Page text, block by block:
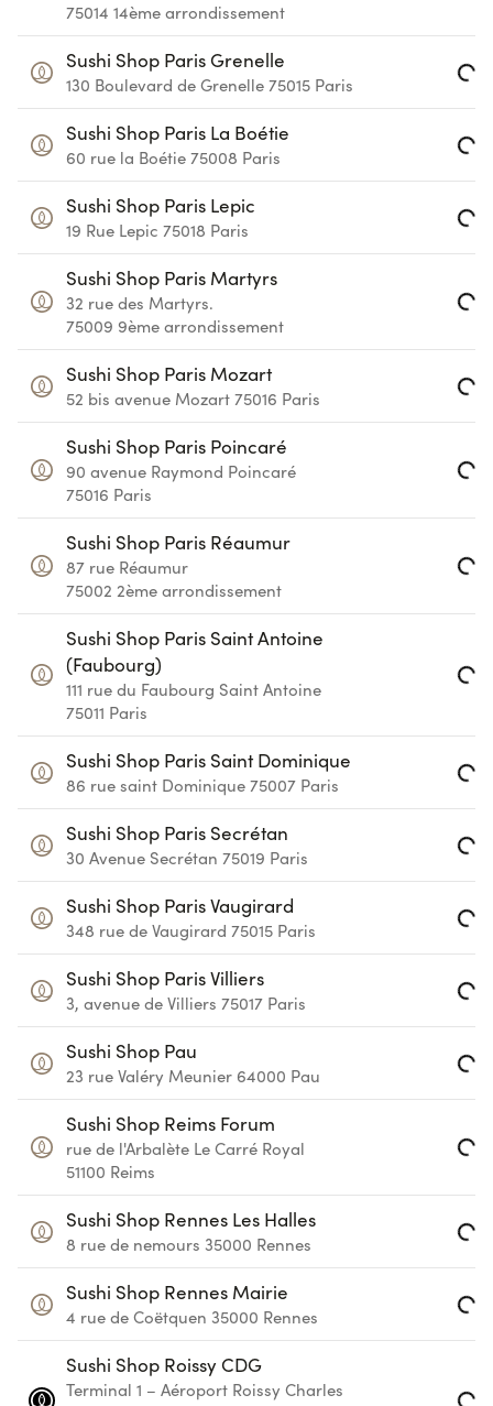
75014 14ème arrondissement Loading...
Sushi Shop Paris Grenelle
130 Boulevard de Grenelle 75015 Paris Loading...
Sushi Shop Paris La Boétie
60 rue la Boétie 75008 Paris Loading...
Sushi Shop Paris Lepic
19 Rue Lepic 75018 Paris Loading...
Sushi Shop Paris Martyrs
32 rue des Martyrs.
75009 9ème arrondissement Loading...
Sushi Shop Paris Mozart
52 bis avenue Mozart 75016 Paris Loading...
Sushi Shop Paris Poincaré
90 avenue Raymond Poincaré
75016 Paris Loading...
Sushi Shop Paris Réaumur
87 rue Réaumur
75002 2ème arrondissement Loading...
Sushi Shop Paris Saint Antoine
(Faubourg)
111 rue du Faubourg Saint Antoine
75011 Paris Loading...
Sushi Shop Paris Saint Dominique
86 rue saint Dominique 75007 Paris Loading...
Sushi Shop Paris Secrétan
30 Avenue Secrétan 75019 Paris Loading...
Sushi Shop Paris Vaugirard
348 rue de Vaugirard 75015 Paris Loading...
Sushi Shop Paris Villiers
3, avenue de Villiers 75017 Paris Loading...
Sushi Shop Pau
23 rue Valéry Meunier 64000 Pau Loading...
Sushi Shop Reims Forum
rue de l'Arbalète Le Carré Royal
51100 Reims Loading...
Sushi Shop Rennes Les Halles
8 rue de nemours 35000 Rennes Loading...
Sushi Shop Rennes Mairie
4 rue de Coëtquen 35000 Rennes Loading...
Sushi Shop Roissy CDG
Terminal 1 – Aéroport Roissy Charles